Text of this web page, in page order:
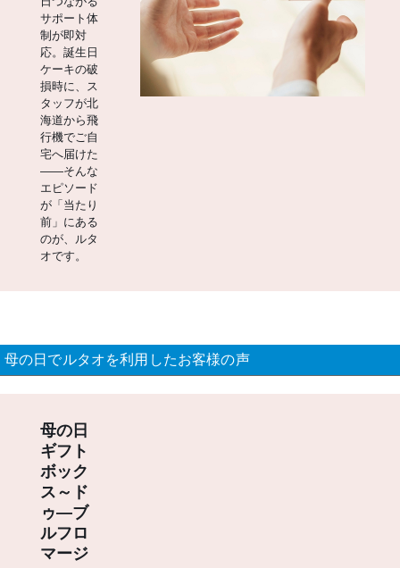
サポート体
制が即対
応。誕生日
ケーキの破
損時に、ス
タッフが北
海道から飛
行機でご自
宅へ届けた
――そんな
エピソード
が「当たり
前」にある
のが、ルタ
オです。
母の日でルタオを利用したお客様の声
母の日
ギフト
ボック
ス～ド
ゥ―ブ
ルフロ
マージ